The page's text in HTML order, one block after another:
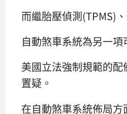
而繼胎壓偵測(TPMS)
自動煞車系統為另一項
美國立法強制規範的
置疑。
在自動煞車系統佈局方